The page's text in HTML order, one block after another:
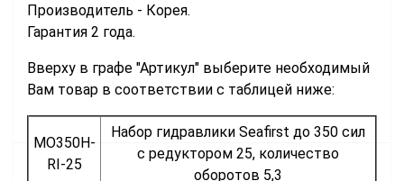
Производитель - Корея.
Гарантия 2 года.
Вверху в графе "Артикул" выберите необходимый
Вам товар в соответствии с таблицей ниже:
MO350H-
RI-25
Набор гидравлики Seafirst до 350 сил
с редуктором 25, количество
оборотов 5,3